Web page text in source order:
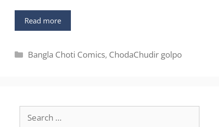
Read more
Categories
Bangla Choti Comics, ChodaChudir golpo
for: